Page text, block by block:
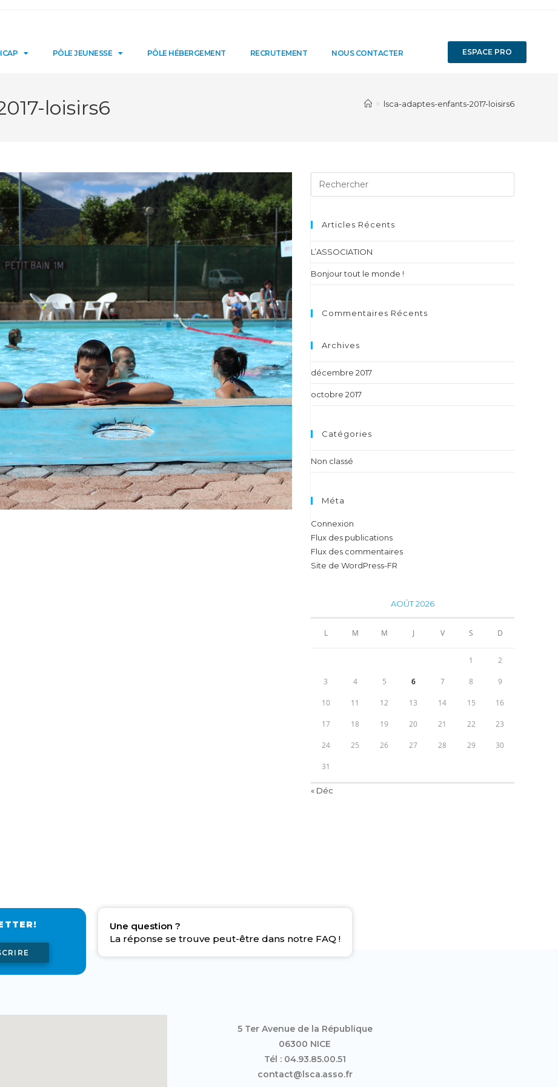
PÔLE JEUNESSE PÔLE HÉBERGEMENT RECRUTEMENT NOUS CONTACTER ESPACE PRO
loisirs6 > lsca-adaptes-enfants-2017-loisirs6
Articles Récents
L’ASSOCIATION
Bonjour tout le monde !
Commentaires Récents
Archives
décembre 2017
octobre 2017
Catégories
Non classé
Méta
Connexion
Flux des publications
Flux des commentaires
Site de WordPress-FR
AOÛT 2026
L M M J V S D
1 2
3 4 5 6 7 8 9
10 11 12 13 14 15 16
17 18 19 20 21 22 23
24 25 26 27 28 29 30
31
« Déc
Une question ?
La réponse se trouve peut-être dans notre FAQ !
5 Ter Avenue de la République
06300 NICE
Tél : 04.93.85.00.51
contact@lsca.asso.fr